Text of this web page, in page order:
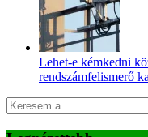
Lehet-e kémkedni
rendszámfelismerő